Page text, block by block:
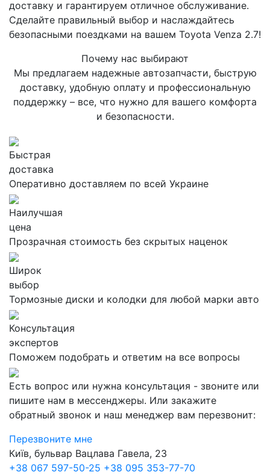
доставку и гарантируем отличное обслуживание.
Сделайте правильный выбор и наслаждайтесь
безопасными поездками на вашем Toyota Venza 2.7!
Почему нас выбирают
Мы предлагаем надежные автозапчасти, быструю
доставку, удобную оплату и профессиональную
поддержку – все, что нужно для вашего комфорта
и безопасности.
Быстрая
доставка
Оперативно доставляем по всей Украине
Наилучшая
цена
Прозрачная стоимость без скрытых наценок
Широк
выбор
Тормозные диски и колодки для любой марки авто
Консультация
экспертов
Поможем подобрать и ответим на все вопросы
Есть вопрос или нужна консультация - звоните или
пишите нам в мессенджеры. Или закажите
обратный звонок и наш менеджер вам перезвонит:
Перезвоните мне
Київ, бульвар Вацлава Гавела, 23
+38 067 597-50-25 +38 095 353-77-70